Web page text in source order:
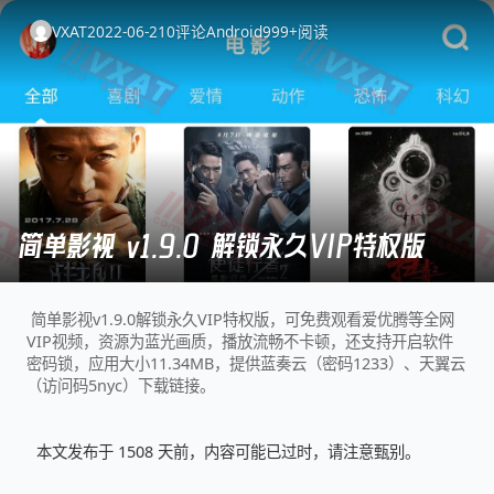
VXAT2022-06-210评论Android999+阅读
简单影视 v1.9.0 解锁永久VIP特权版
简单影视v1.9.0解锁永久VIP特权版，可免费观看爱优腾等全网
VIP视频，资源为蓝光画质，播放流畅不卡顿，还支持开启软件
密码锁，应用大小11.34MB，提供蓝奏云（密码1233）、天翼云
（访问码5nyc）下载链接。
本文发布于 1508 天前，内容可能已过时，请注意甄别。